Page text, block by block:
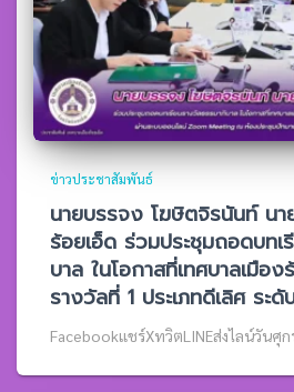
ข่าวประชาสัมพันธ์
นายบรรจง โฆษิตจิรนันท์ นา
ร้อยเอ็ด ร่วมประชุมถอดบทเ
บาล ในโอกาสที่เทศบาลเมือง
รางวัลที่ 1 ประเภทดีเลิศ ระดั
Facebookแชร์XทวิตLINEส่งไลน์วันศุก